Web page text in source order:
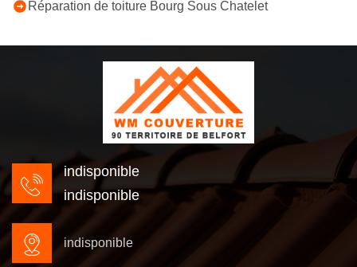
Réparation de toiture Bourg Sous Chatelet
indisponible
indisponible
indisponible